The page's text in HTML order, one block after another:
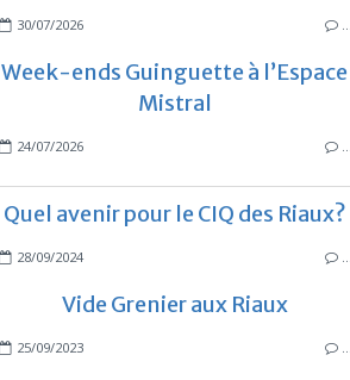
30/07/2026
Week-ends Guinguette à l’Espace
Mistral
24/07/2026
Quel avenir pour le CIQ des Riaux?
28/09/2024
Vide Grenier aux Riaux
25/09/2023